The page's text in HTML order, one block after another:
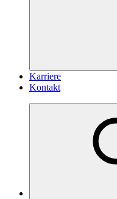
Karriere
Kontakt